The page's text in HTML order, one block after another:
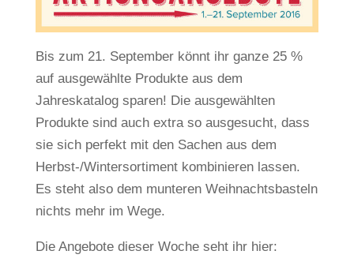
Bis zum 21. September könnt ihr ganze 25 %
auf ausgewählte Produkte aus dem
Jahreskatalog sparen! Die ausgewählten
Produkte sind auch extra so ausgesucht, dass
sie sich perfekt mit den Sachen aus dem
Herbst-/Wintersortiment kombinieren lassen.
Es steht also dem munteren Weihnachtsbasteln
nichts mehr im Wege.
Die Angebote dieser Woche seht ihr hier: